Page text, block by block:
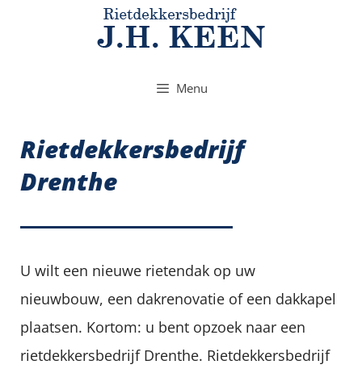
Menu
Rietdekkersbedrijf
Drenthe
U wilt een nieuwe rietendak op uw
nieuwbouw, een dakrenovatie of een dakkapel
plaatsen. Kortom: u bent opzoek naar een
rietdekkersbedrijf Drenthe. Rietdekkersbedrijf